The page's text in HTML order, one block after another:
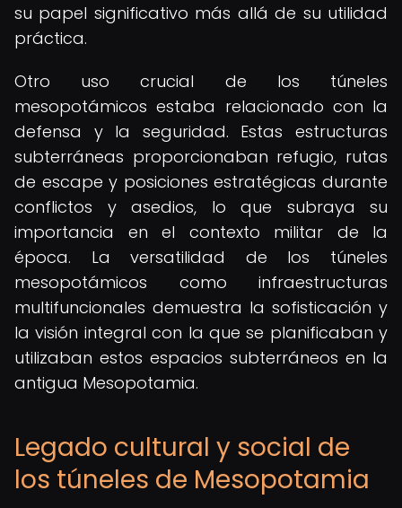
su papel significativo más allá de su utilidad
práctica.
Otro uso crucial de los túneles
mesopotámicos estaba relacionado con la
defensa y la seguridad. Estas estructuras
subterráneas proporcionaban refugio, rutas
de escape y posiciones estratégicas durante
conflictos y asedios, lo que subraya su
importancia en el contexto militar de la
época. La versatilidad de los túneles
mesopotámicos como infraestructuras
multifuncionales demuestra la sofisticación y
la visión integral con la que se planificaban y
utilizaban estos espacios subterráneos en la
antigua Mesopotamia.
Legado cultural y social de
los túneles de Mesopotamia